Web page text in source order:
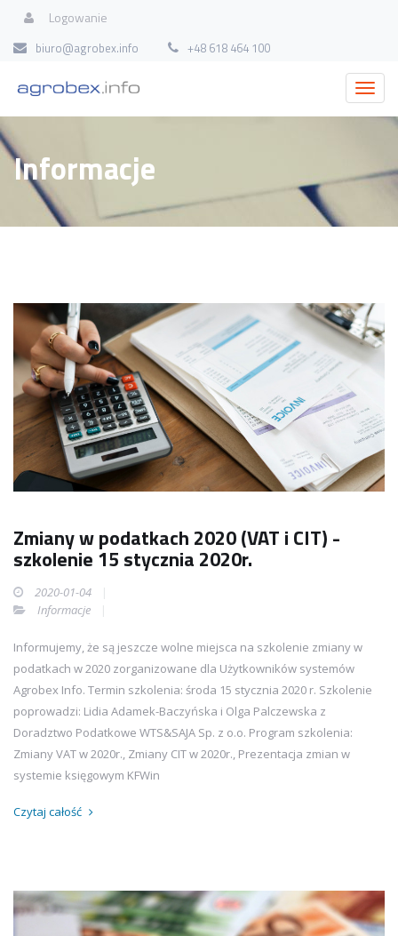
Logowanie
biuro@agrobex.info +48 618 464 100
Informacje
Zmiany w podatkach 2020 (VAT i CIT) -
szkolenie 15 stycznia 2020r.
2020-01-04
Informacje
Informujemy, że są jeszcze wolne miejsca na szkolenie zmiany w
podatkach w 2020 zorganizowane dla Użytkowników systemów
Agrobex Info. Termin szkolenia: środa 15 stycznia 2020 r. Szkolenie
poprowadzi: Lidia Adamek-Baczyńska i Olga Palczewska z
Doradztwo Podatkowe WTS&SAJA Sp. z o.o. Program szkolenia:
Zmiany VAT w 2020r., Zmiany CIT w 2020r., Prezentacja zmian w
systemie księgowym KFWin
Czytaj całość